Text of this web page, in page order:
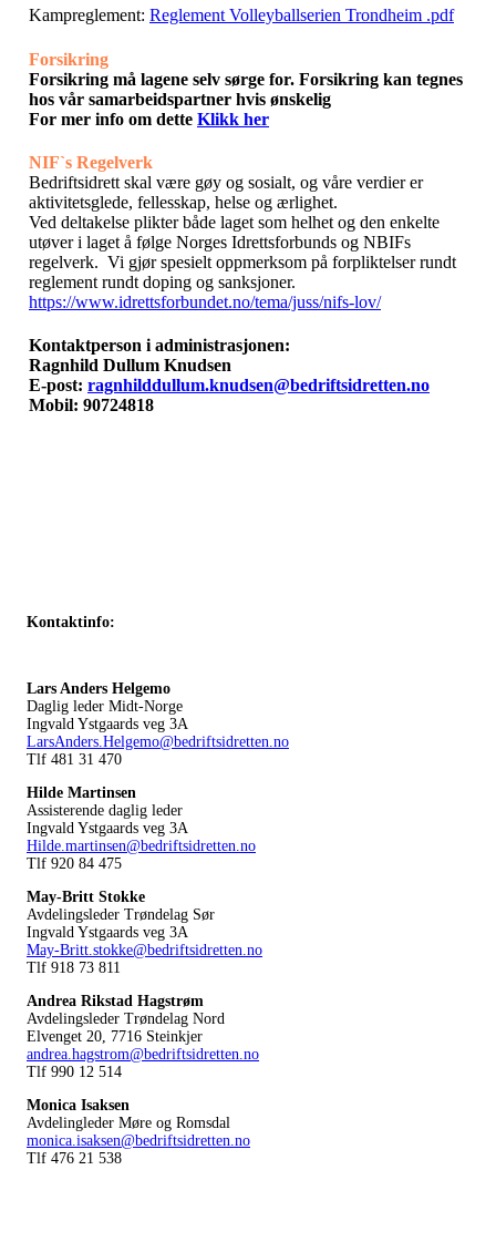
Kampreglement: Reglement Volleyballserien Trondheim .pdf
Forsikring
Forsikring må lagene selv sørge for. Forsikring kan tegnes
hos vår samarbeidspartner hvis ønskelig
For mer info om dette Klikk her
NIF`s Regelverk
Bedriftsidrett skal være gøy og sosialt, og våre verdier er
aktivitetsglede, fellesskap, helse og ærlighet.
Ved deltakelse plikter både laget som helhet og den enkelte
utøver i laget å følge Norges Idrettsforbunds og NBIFs
regelverk. Vi gjør spesielt oppmerksom på forpliktelser rundt
reglement rundt doping og sanksjoner.
https://www.idrettsforbundet.no/tema/juss/nifs-lov/
Kontaktperson i administrasjonen:
Ragnhild Dullum Knudsen
E-post: ragnhilddullum.knudsen@bedriftsidretten.no
Mobil: 90724818
Kontaktinfo:
Lars Anders Helgemo
Daglig leder Midt-Norge
Ingvald Ystgaards veg 3A
LarsAnders.Helgemo@bedriftsidretten.no
Tlf 481 31 470
Hilde Martinsen
Assisterende daglig leder
Ingvald Ystgaards veg 3A
Hilde.martinsen@bedriftsidretten.no
Tlf 920 84 475
May-Britt Stokke
Avdelingsleder Trøndelag Sør
Ingvald Ystgaards veg 3A
May-Britt.stokke@bedriftsidretten.no
Tlf 918 73 811
Andrea Rikstad Hagstrøm
Avdelingsleder Trøndelag Nord
Elvenget 20, 7716 Steinkjer
andrea.hagstrom@bedriftsidretten.no
Tlf 990 12 514
Monica Isaksen
Avdelingleder Møre og Romsdal
monica.isaksen@bedriftsidretten.no
Tlf 476 21 538